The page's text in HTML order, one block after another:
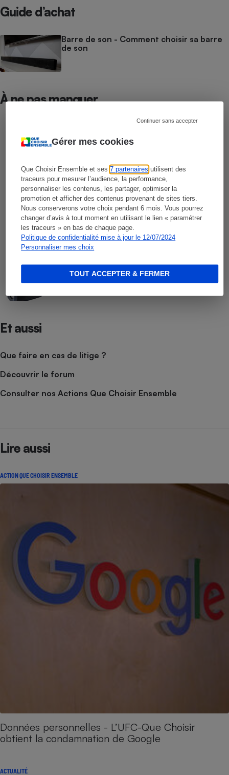
Gérer mes cookies
Que Choisir Ensemble et ses7 partenaires utilisent des
traceurs pour mesurer l’audience, la performance,
personnaliser les contenus, les partager, optimiser la
promotion et afficher des contenus provenant de sites tiers.
Nous conserverons votre choix pendant 6 mois. Vous pourrez
changer d’avis à tout moment en utilisant le lien « paramétrer
les traceurs » en bas de chaque page.
Politique de confidentialité mise à jour le 12/07/2024
Personnaliser mes choix
Continuer sans accepter
TOUT ACCEPTER & FERMER
Guide d’achat
Barre de son - Comment choisir sa barre
de son
À ne pas manquer
Smartphones
COMPARATIF
Casques audio
COMPARATIF
Barres de son
Enceintes Bluetooth et Wi-Fi
Et aussi
Que faire en cas de litige ?
Découvrir le forum
Consulter nos Actions Que Choisir Ensemble
Lire aussi
ACTION QUE CHOISIR ENSEMBLE
Données personnelles - L’UFC-Que Choisir
obtient la condamnation de Google
ACTUALITÉ